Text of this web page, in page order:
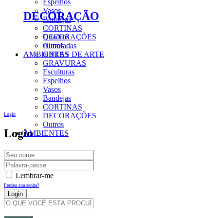
Vasos
Bandejas
CORTINAS
DECORAÇÕES
Outros
AMBIENTES
Login
Login
Lembrar-me
Perdeu sua senha?
Criar Uma Conta
DECORAÇÃO
Quadros
Almofadas
OBRAS DE ARTE
GRAVURAS
Esculturas
Espelhos
Vasos
Bandejas
CORTINAS
DECORAÇÕES
Outros
AMBIENTES